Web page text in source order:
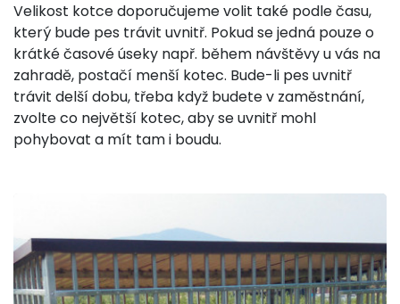
Velikost kotce doporučujeme volit také podle času,
který bude pes trávit uvnitř. Pokud se jedná pouze o
krátké časové úseky např. během návštěvy u vás na
zahradě, postačí menší kotec. Bude-li pes uvnitř
trávit delší dobu, třeba když budete v zaměstnání,
zvolte co největší kotec, aby se uvnitř mohl
pohybovat a mít tam i boudu.